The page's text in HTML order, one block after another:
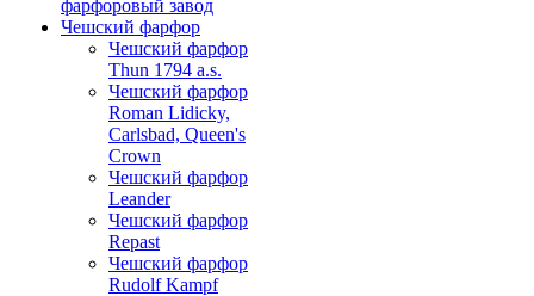
фарфоровый завод
Чешский фарфор
Чешский фарфор
Thun 1794 a.s.
Чешский фарфор
Roman Lidicky,
Carlsbad, Queen's
Crown
Чешский фарфор
Leander
Чешский фарфор
Repast
Чешский фарфор
Rudolf Kampf